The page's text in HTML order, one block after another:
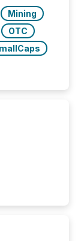
Mining
OTC